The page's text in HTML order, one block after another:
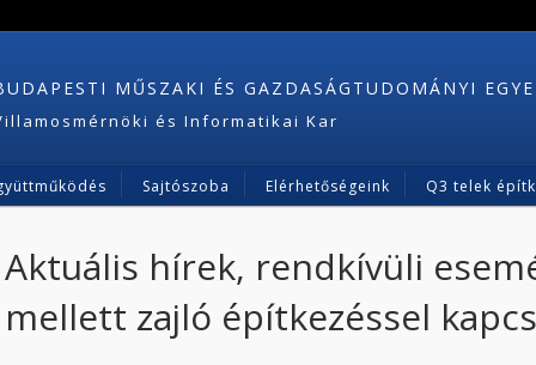
MŰSZAKI ÉS GAZDASÁGTUDOMÁNYI
és Informatikai Kar
Sajtószoba Elérhetőségeink Q3 telek
Aktuális hírek, rendkívüli
mellett zajló építkezéssel